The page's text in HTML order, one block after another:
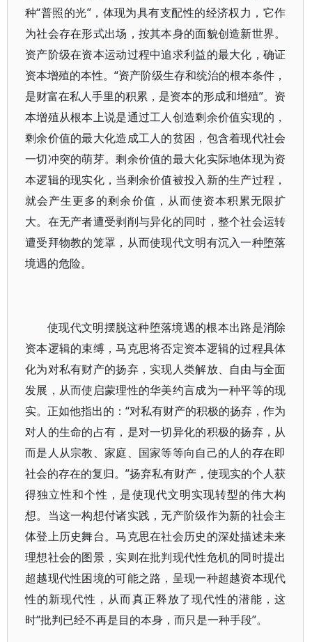
种“普照的光”，体现为具有支配性的经济权力，它作
为社会存在形式出场，按其本身的面貌创造新世界。
资产阶级在资本运动过程中追求利益的最大化，确证
资本增殖的本性。“资产阶级生存和统治的根本条件，
是财富在私人手里的积累，是资本的形成和增殖”。资
本增殖从根本上说是通过工人创造剩余价值实现的，
剩余价值的最大化造成工人的贫困，包含着现代社会
一切冲突的萌芽。剩余价值的最大化实际地体现为资
本逻辑的现实化，当剩余价值被投入新的生产过程，
就会产生更多的剩余价值，从而使资本积累无限扩
大。在无产者遭受剥削与异化的同时，整个社会运转
遭受拜物教的笼罩，从而使现代文明有沉入一种堕落
境遇的危险。
使现代文明摆脱这种堕落境遇的根本出路是消除
资本逻辑的束缚，马克思将否定资本逻辑的过程具体
化为对私有财产的扬弃，实现人类解放、自由与全面
发展，从而使启蒙理性的华美约言成为一种平等的现
实。正如他指出的：“对私有财产的积极的扬弃，作为
对人的生命的占有，是对一切异化的积极的扬弃，从
而是人从宗教、家庭、国家等等向自己的人的存在即
社会的存在的复归。”扬弃私有财产，使现实的个人获
得独立性和个性，是使现代文明实现转型的伟大构
想。当这一构想付诸实践，无产阶级作为新的社会主
体登上历史舞台。马克思在社会历史的深处描述未来
理想社会的图景，实则在批判现代性危机的同时提出
超越现代性困境的可能之路，呈现一种超越资本现代
性的新现代性，从而真正释放了现代性的潜能，这
时“批判已经不再是目的本身，而只是一种手段”。